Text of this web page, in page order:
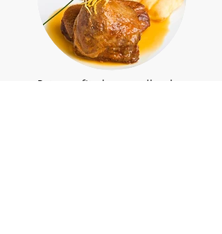
Pato confitado ao molho de